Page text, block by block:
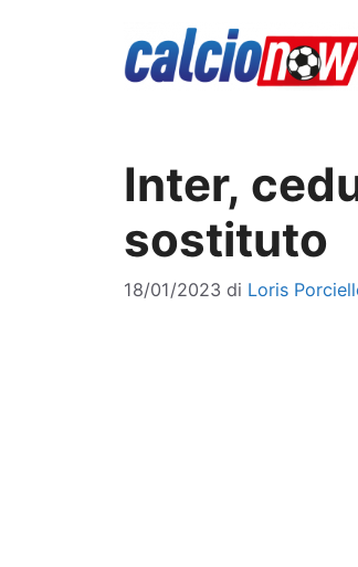
Inter,
sostituto
18/01/2023 di Loris